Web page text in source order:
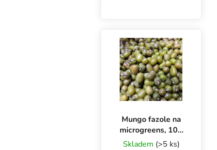
minerály vápník, fosfor,
železo, hořčík a...
Mungo fazole na
microgreens, 100
g
Skladem (>5 ks)